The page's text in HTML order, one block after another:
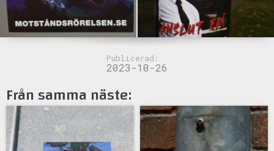
Publicerad:
2023-10-26
Från samma näste: